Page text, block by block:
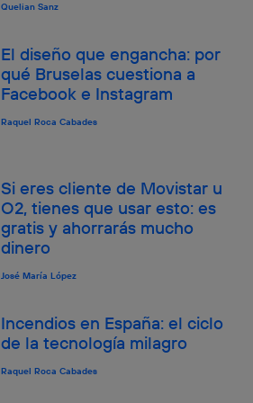
Quelian Sanz
El diseño que engancha: por
qué Bruselas cuestiona a
Facebook e Instagram
Raquel Roca Cabades
Si eres cliente de Movistar u
O2, tienes que usar esto: es
gratis y ahorrarás mucho
dinero
José María López
Incendios en España: el ciclo
de la tecnología milagro
Raquel Roca Cabades